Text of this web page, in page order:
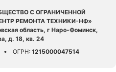
С ОГРАНИЧЕННОЙ
РЕМОНТА ТЕХНИКИ-НФ»
область, г Наро-Фоминск,
д. 18, кв. 24
ОГРН:1215000047514